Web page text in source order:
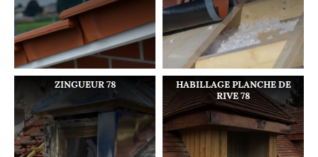
ZINGUEUR 78
HABILLAGE PLANCHE DE
RIVE 78